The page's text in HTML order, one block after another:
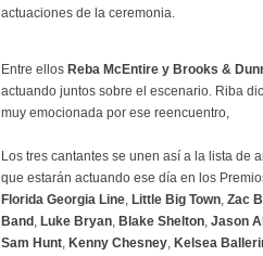
actuaciones de la ceremonia.
Entre ellos Reba McEntire y Brooks &
actuando juntos sobre el escenario. Riba
muy emocionada por ese reencuentro,
Los tres cantantes se unen así a la lista de
que estarán actuando ese día en los
Florida Georgia Line, Little Big Town, Zac
Band , Luke Bryan, Blake Shelton, Jason
Sam Hunt, Kenny Chesney, Kelsea